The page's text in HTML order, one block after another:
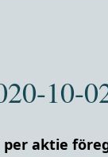
10-
per aktie